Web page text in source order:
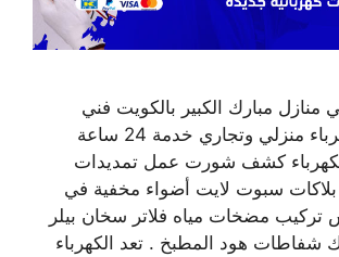
منازل مبارك الكبير بالكويت فني
تصليح صيانة كهرباء منزلي وتجاري خدمة 24 ساعة
كشف شورت عمل تمديدات
بلاكات سبوت لايت أضواء مخفية في
تركيب مضخات مياه فلاتر سخان بيلر
شفاطات هود المطبخ . تعد الكهرباء